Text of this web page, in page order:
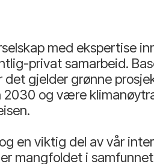
med ekspertise
privat samarbeid.
gjelder grønne
2030 og være
en viktig del av vår
mangfoldet i